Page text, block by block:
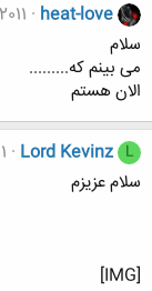
heat-love
سلام
می بینم که.........
الان هستم
L
Lord Kevinz
سلام عزیزم
[IMG]